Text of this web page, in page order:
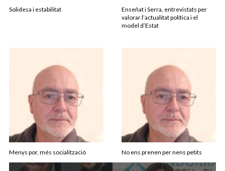
Solidesa i estabilitat
Enseñat i Serra, entrevistats per
valorar l’actualitat política i el
model d’Estat
Menys por, més socialització No ens prenen per nens petits